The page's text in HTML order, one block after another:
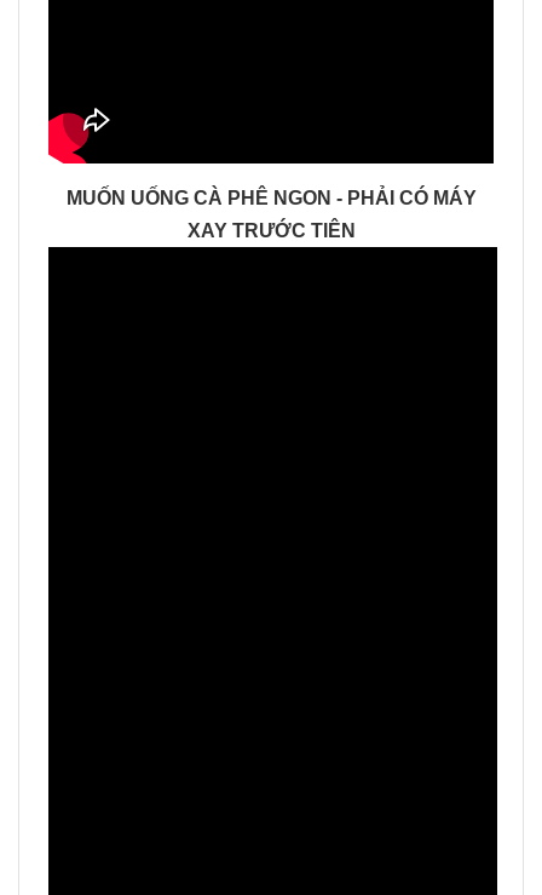
MUỐN UỐNG CÀ PHÊ NGON - PHẢI CÓ MÁY
XAY TRƯỚC TIÊN